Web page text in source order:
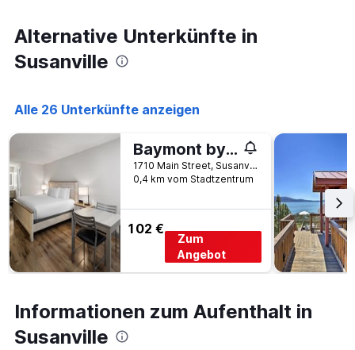
den
durchschnittlichen
Zimmerpreis
Alternative Unterkünfte in
Susanville
Alle 26 Unterkünfte anzeigen
Baymont by Wyndham Susanville
1710 Main Street, Susanville, CA, USA
0,4 km vom Stadtzentrum
102 €
Zum
Angebot
Informationen zum Aufenthalt in
Susanville